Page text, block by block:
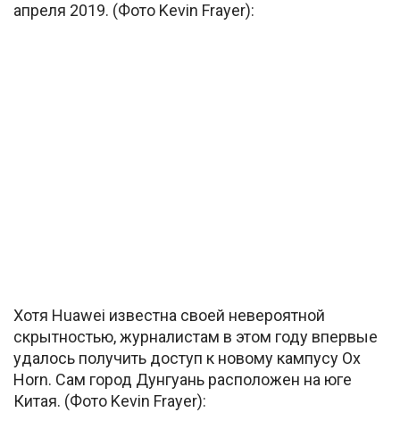
апреля 2019. (Фото Kevin Frayer):
Хотя Huawei известна своей невероятной
скрытностью, журналистам в этом году впервые
удалось получить доступ к новому кампусу Ox
Horn. Сам город Дунгуань расположен на юге
Китая. (Фото Kevin Frayer):